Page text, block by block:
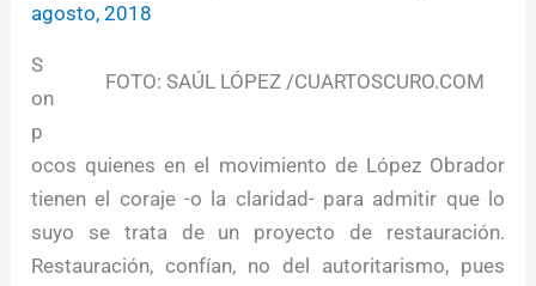
agosto, 2018
FOTO: SAÚL LÓPEZ /CUARTOSCURO.COM
S
on
p
ocos quienes en el movimiento de López Obrador
tienen el coraje -o la claridad- para admitir que lo
suyo se trata de un proyecto de restauración.
Restauración, confían, no del autoritarismo, pues